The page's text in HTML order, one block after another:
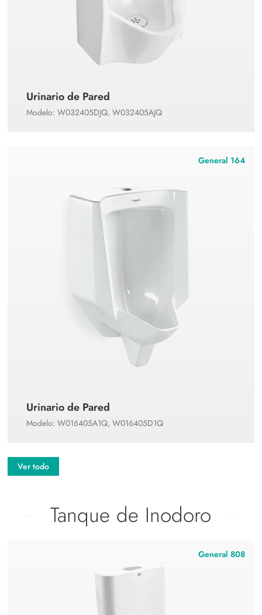
Urinario de Pared
Modelo: W032405DJQ, W032405AJQ
General 164
Urinario de Pared
Modelo: W016405A1Q, W016405D1Q
Ver todo
Tanque de Inodoro
General 808